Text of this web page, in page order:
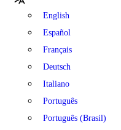
English
Español
Français
Deutsch
Italiano
Português
Português (Brasil)